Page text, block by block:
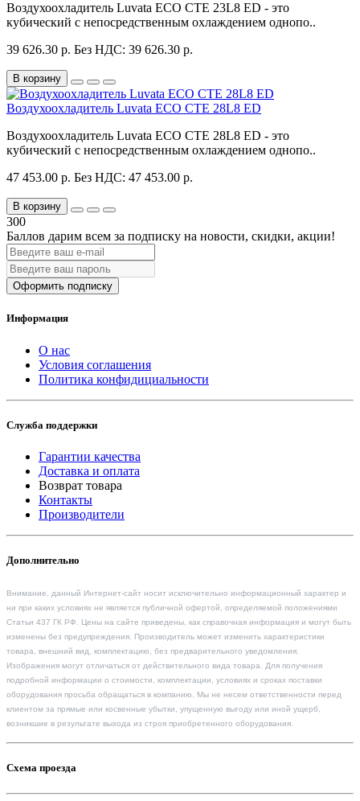
Воздухоохладитель Luvata ECO CTE 23L8 ED - это
кубический с непосредственным охлаждением однопо..
39 626.30 р. Без НДС: 39 626.30 р.
В корзину
Воздухоохладитель Luvata ECO CTE 28L8 ED
Воздухоохладитель Luvata ECO CTE 28L8 ED - это
кубический с непосредственным охлаждением однопо..
47 453.00 р. Без НДС: 47 453.00 р.
В корзину
300
Баллов дарим всем за подписку на новости, скидки, акции!
Оформить подписку
Информация
О нас
Условия соглашения
Политика конфидициальности
Служба поддержки
Гарантии качества
Доставка и оплата
Возврат товара
Контакты
Производители
Дополнительно
Внимание, данный Интернет-сайт носит исключительно информационный характер и
ни при каких условиях не является публичной офертой, определяемой положениями
Статьи 437 ГК РФ. Цены на сайте приведены, как справочная информация и могут быть
изменены без предупреждения. Производитель может изменить характеристики
товара, внешний вид, комплектацию, без предварительного уведомления.
Изображения могут отличаться от действительного вида товара. Для получения
подробной информации о стоимости, комплектации, условиях и сроках поставки
оборудования просьба обращаться в компанию. Мы не несем ответственности перед
клиентом за прямые или косвенные убытки, упущенную выгоду или иной ущерб,
возникшие в результате выхода из строя приобретенного оборудования.
Схема проезда